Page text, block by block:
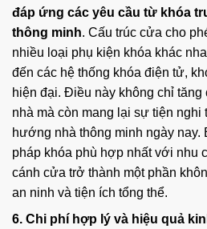
đáp ứng các yêu cầu từ khóa
thông minh. Cấu trúc cửa cho
nhiều loại phụ kiện khóa khác
đến các hệ thống khóa điện tử,
hiện đại. Điều này không chỉ
nhà mà còn mang lại sự tiện
hướng nhà thông minh ngày nay.
pháp khóa phù hợp nhất với nhu
cánh cửa trở thành một phần
an ninh và tiện ích tổng thể.
6. Chi phí hợp lý và hiệu quả